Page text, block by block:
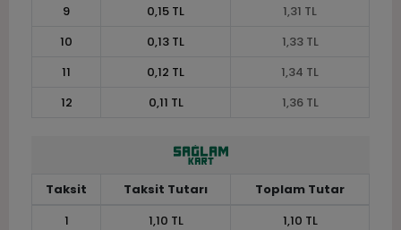
9
0,15 TL
1,31 TL
10
0,13 TL
1,33 TL
11
0,12 TL
1,34 TL
12
0,11 TL 1,36 TL
Taksit Taksit Tutarı
Toplam Tutar
1
1,10 TL
1,10 TL